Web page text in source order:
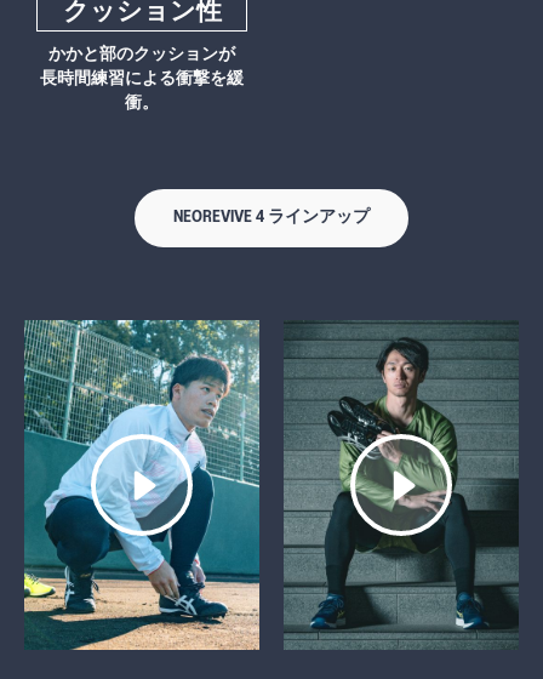
クッション性
かかと部のクッションが
長時間練習による衝撃を緩
衝。
NEOREVIVE 4 ラインアップ